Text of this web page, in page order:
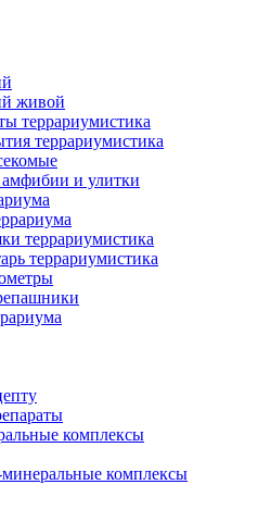
живой
террариумистика
террариумистика
и улитки
террариумистика
террариумистика
комплексы
комплексы